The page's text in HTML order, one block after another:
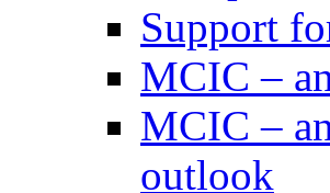
Support
MCIC –
MCIC –
outlook